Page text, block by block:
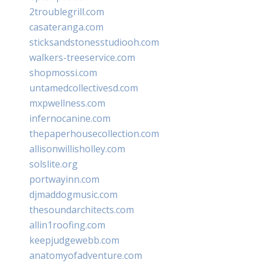
2troublegrill.com
casateranga.com
sticksandstonesstudiooh.com
walkers-treeservice.com
shopmossi.com
untamedcollectivesd.com
mxpwellness.com
infernocanine.com
thepaperhousecollection.com
allisonwillisholley.com
solslite.org
portwayinn.com
djmaddogmusic.com
thesoundarchitects.com
allin1roofing.com
keepjudgewebb.com
anatomyofadventure.com